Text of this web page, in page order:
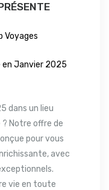
Voyages
en Janvier 2025
dans un lieu
Notre offre de
pour vous
avec
vie en toute